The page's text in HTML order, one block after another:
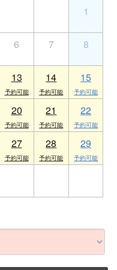
1
6 7 8
13 14 15
20 21 22
27 28 29